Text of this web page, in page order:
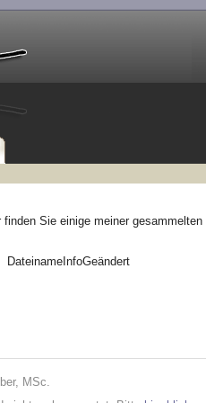
finden Sie einige meiner gesammelten
DateinameInfoGeändert
MSc.